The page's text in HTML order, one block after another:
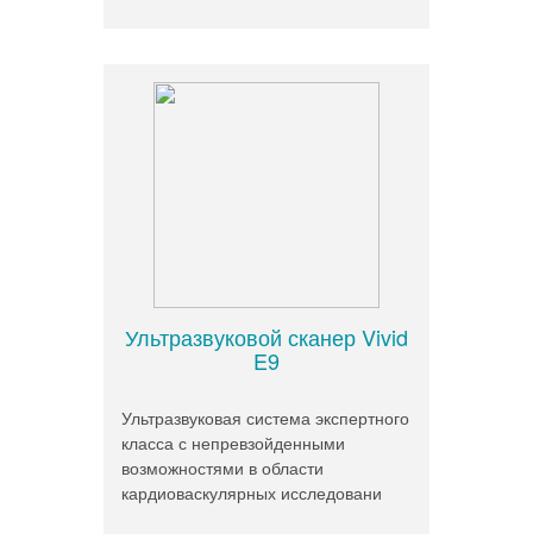
Ультразвуковой сканер Vivid
E9
Ультразвуковая система экспертного
класса с непревзойденными
возможностями в области
кардиоваскулярных исследовани